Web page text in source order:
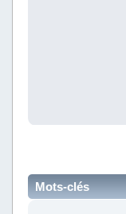
Mots-clés